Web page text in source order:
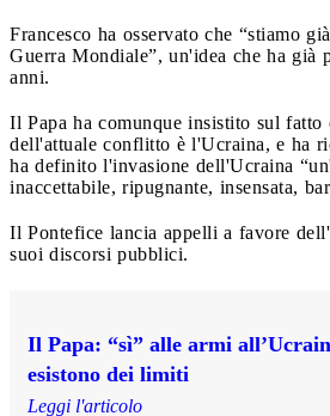
Francesco ha osservato che “stiamo
Guerra Mondiale”, un'idea che ha già
anni.
Il Papa ha comunque insistito sul fatto
dell'attuale conflitto è l'Ucraina, e ha
ha definito l'invasione dell'Ucraina
inaccettabile, ripugnante, insensata,
Il Pontefice lancia appelli a favore
suoi discorsi pubblici.
Il Papa: “sì” alle armi
esistono dei limiti
Leggi l'articolo